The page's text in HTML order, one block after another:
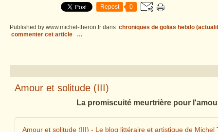
Repost 0
Published by www.michel-theron.fr dans chroniques de golias hebdo
commenter cet article
…
Amour et solitude (III)
La promiscuité meurtrière pour
Amour et solitude (III) - Le blog littéraire et artistique de Michel